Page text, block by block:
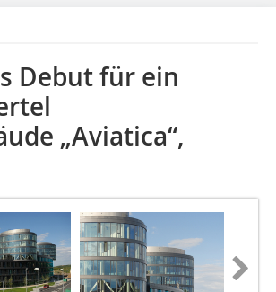
Debut für ein
„Aviatica“,